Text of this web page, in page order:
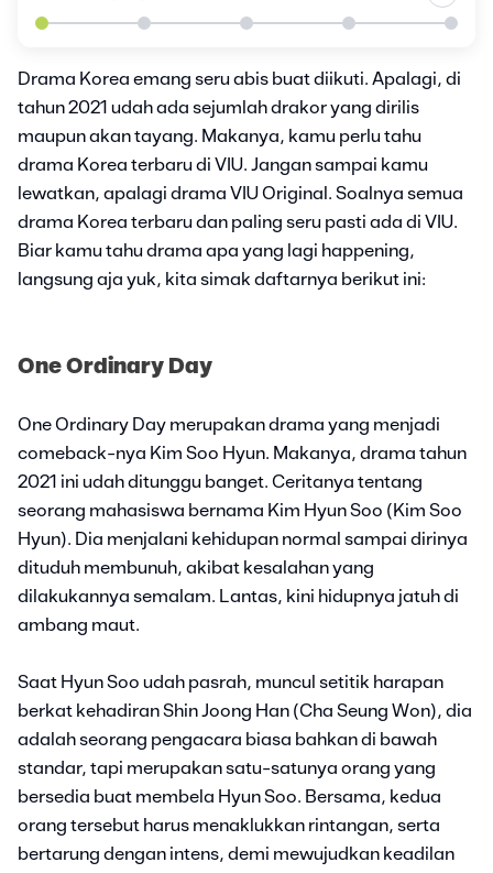
Drama Korea emang seru abis buat diikuti. Apalagi, di
tahun 2021 udah ada sejumlah drakor yang dirilis
maupun akan tayang. Makanya, kamu perlu tahu
drama Korea terbaru di VIU. Jangan sampai kamu
lewatkan, apalagi drama VIU Original. Soalnya semua
drama Korea terbaru dan paling seru pasti ada di VIU.
Biar kamu tahu drama apa yang lagi happening,
langsung aja yuk, kita simak daftarnya berikut ini:
One Ordinary Day
One Ordinary Day merupakan drama yang menjadi
comeback-nya Kim Soo Hyun. Makanya, drama tahun
2021 ini udah ditunggu banget. Ceritanya tentang
seorang mahasiswa bernama Kim Hyun Soo (Kim Soo
Hyun). Dia menjalani kehidupan normal sampai dirinya
dituduh membunuh, akibat kesalahan yang
dilakukannya semalam. Lantas, kini hidupnya jatuh di
ambang maut.
Saat Hyun Soo udah pasrah, muncul setitik harapan
berkat kehadiran Shin Joong Han (Cha Seung Won), dia
adalah seorang pengacara biasa bahkan di bawah
standar, tapi merupakan satu-satunya orang yang
bersedia buat membela Hyun Soo. Bersama, kedua
orang tersebut harus menaklukkan rintangan, serta
bertarung dengan intens, demi mewujudkan keadilan